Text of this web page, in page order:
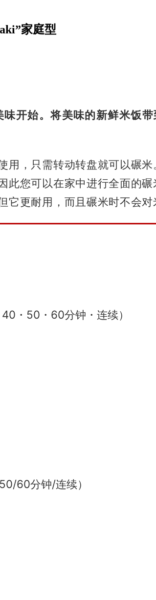
家庭型
味开始。将美味的新鲜米饭带
，只需转动转盘就可以碾米
您可以在家中进行全面的碾
更耐用，而且碾米时不会对
・50・60分钟・连续）
60分钟/连续）